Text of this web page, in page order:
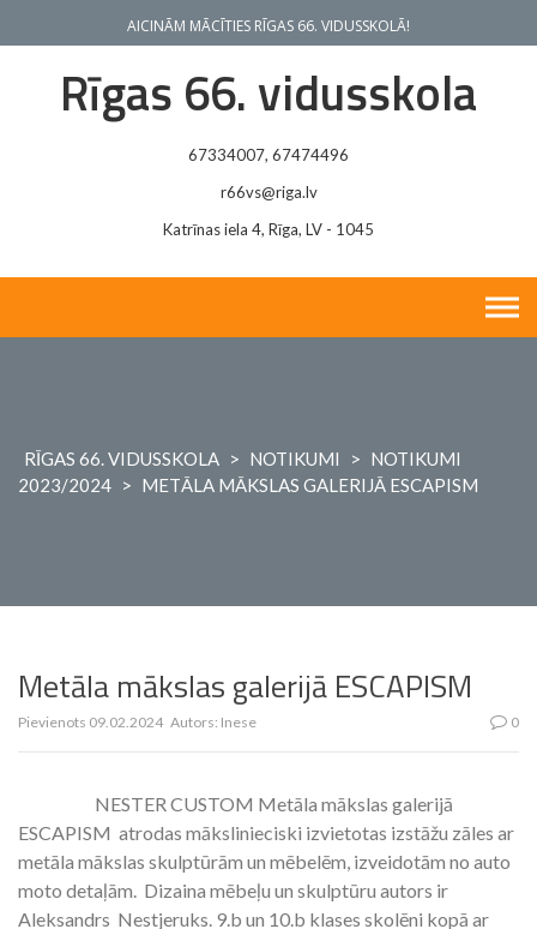
AICINĀM MĀCĪTIES RĪGAS 66. VIDUSSKOLĀ!
Rīgas 66. vidusskola
67334007, 67474496
r66vs@riga.lv
Katrīnas iela 4, Rīga, LV - 1045
RĪGAS 66. VIDUSSKOLA > NOTIKUMI > NOTIKUMI
2023/2024 > METĀLA MĀKSLAS GALERIJĀ ESCAPISM
Metāla mākslas galerijā ESCAPISM
Pievienots 09.02.2024 Autors: Inese 0
NESTER CUSTOM Metāla mākslas galerijā
ESCAPISM atrodas mākslinieciski izvietotas izstāžu zāles ar
metāla mākslas skulptūrām un mēbelēm, izveidotām no auto
moto detaļām. Dizaina mēbeļu un skulptūru autors ir
Aleksandrs Nestjeruks. 9.b un 10.b klases skolēni kopā ar